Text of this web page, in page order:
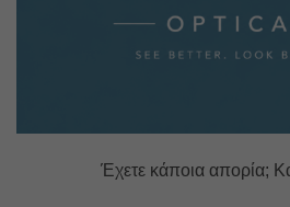
Έχετε κάποια απορία;